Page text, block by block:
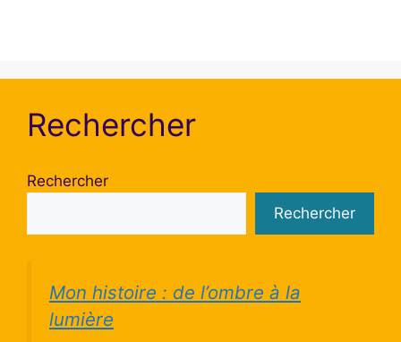
Rechercher
Rechercher
Rechercher
Mon histoire : de l’ombre à la
lumière